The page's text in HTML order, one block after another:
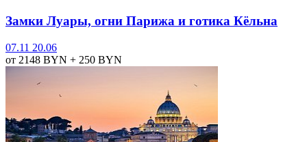
Замки Луары, огни Парижа и готика Кёльна
07.11 20.06
от 2148 BYN + 250 BYN